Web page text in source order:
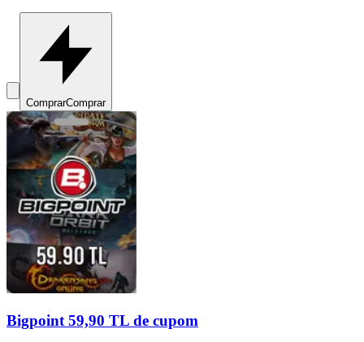
ComprarComprar
Bigpoint 59,90 TL de cupom